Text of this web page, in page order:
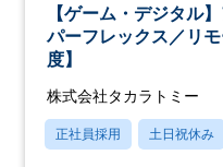
【ゲーム・デジタル
パーフレックス／リ
度】
株式会社タカラトミー
正社員採用 土日祝休み